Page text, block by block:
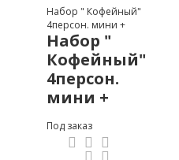
Набор " Кофейный"
4персон. мини +
Набор "
Кофейный"
4персон.
мини +
Под заказ